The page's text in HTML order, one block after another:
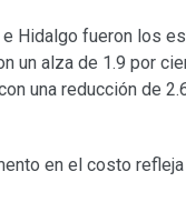
Hidalgo fueron los
un alza de 1.9 por
una reducción de
en el costo refleja